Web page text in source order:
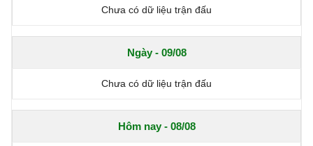
Chưa có dữ liệu trận đấu
Ngày - 09/08
Chưa có dữ liệu trận đấu
Hôm nay - 08/08